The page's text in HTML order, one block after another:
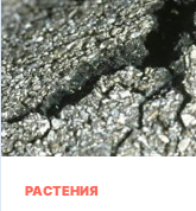
РАСТЕНИЯ